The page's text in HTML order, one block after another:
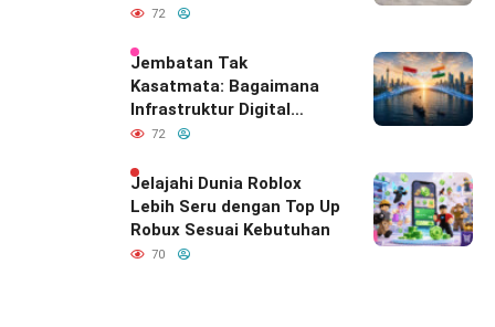
Merayakan yang Nomor
Indonesia
72
Jembatan Tak
Kasatmata: Bagaimana
Infrastruktur Digital
Diam-Diam
Hubungan Indonesia–
India
72
Jelajahi Dunia Roblox
Lebih Seru dengan Top Up
Robux Sesuai Kebutuhan
70